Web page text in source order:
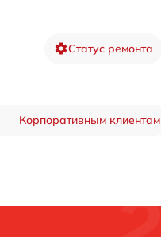
Статус ремонта
Корпоративным клиентам